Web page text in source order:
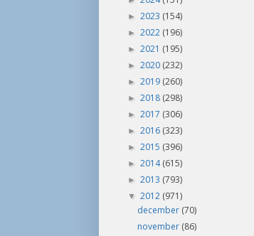
► 2023 (154)
► 2022 (196)
► 2021 (195)
► 2020 (232)
► 2019 (260)
► 2018 (298)
► 2017 (306)
► 2016 (323)
► 2015 (396)
► 2014(615)
► 2013 (793)
▼ 2012 (971)
december (70)
november (86)